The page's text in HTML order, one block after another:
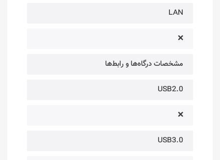
LAN
❌
مشخصات درگاه‌ها و رابط‌ها
USB2.0
❌
USB3.0